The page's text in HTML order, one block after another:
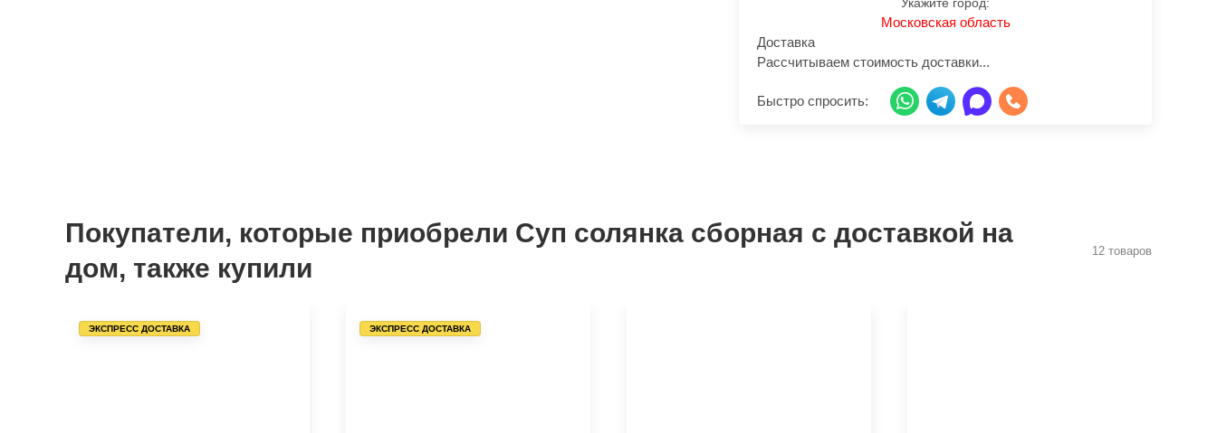
Укажите город:
Московская область
Доставка
Рассчитываем стоимость доставки...
Быстро спросить:
Покупатели, которые приобрели Суп солянка сборная с доставкой на
дом, также купили
12 товаров
ЭКСПРЕСС ДОСТАВКА ЭКСПРЕСС ДОСТАВКА